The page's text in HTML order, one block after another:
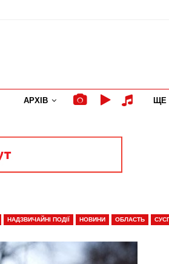
АРХІВ ЩЕ
НАДЗВИЧАЙНІ ПОДІЇ НОВИНИ ОБЛАСТЬ